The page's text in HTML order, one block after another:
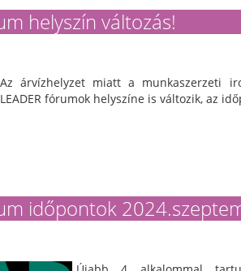
helyszín változás!
Az árvízhelyzet miatt a munkaszerzeti
LEADER fórumok helyszíne is változik, az
időpontok